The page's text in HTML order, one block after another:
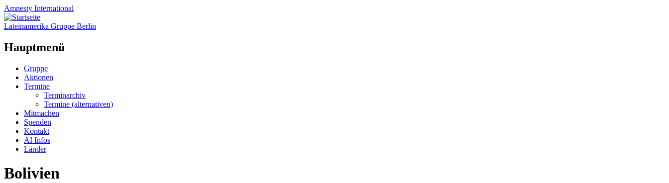
Amnesty International
Lateinamerika Gruppe Berlin
Hauptmenü
Zum
Inhalt
springen
Gruppe
Aktionen
Termine
Terminarchiv
Termine (alternativen)
Mitmachen
Spenden
Kontakt
AI Infos
Länder
Bolivien